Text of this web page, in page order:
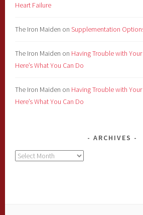
Heart Failure
The Iron Maiden onSupplementation
The Iron Maiden on Having Trouble with
Here’s What You Can Do
The Iron Maiden on Having Trouble with
Here’s What You Can Do
ARCHIVES
Archives